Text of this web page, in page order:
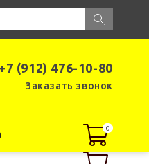
+7 (912) 476-10-80
Заказать звонок
0
0